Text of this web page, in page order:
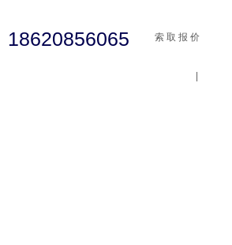
18620856065 索 取 报 价